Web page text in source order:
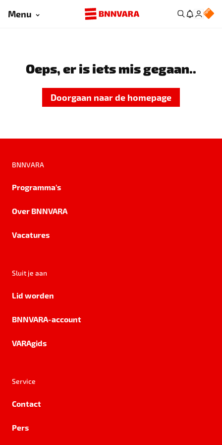
Menu
Oeps, er is iets mis gegaan..
Doorgaan naar de homepage
BNNVARA
Programma's
Over BNNVARA
Vacatures
Sluit je aan
Lid worden
BNNVARA-account
VARAgids
Service
Contact
Pers